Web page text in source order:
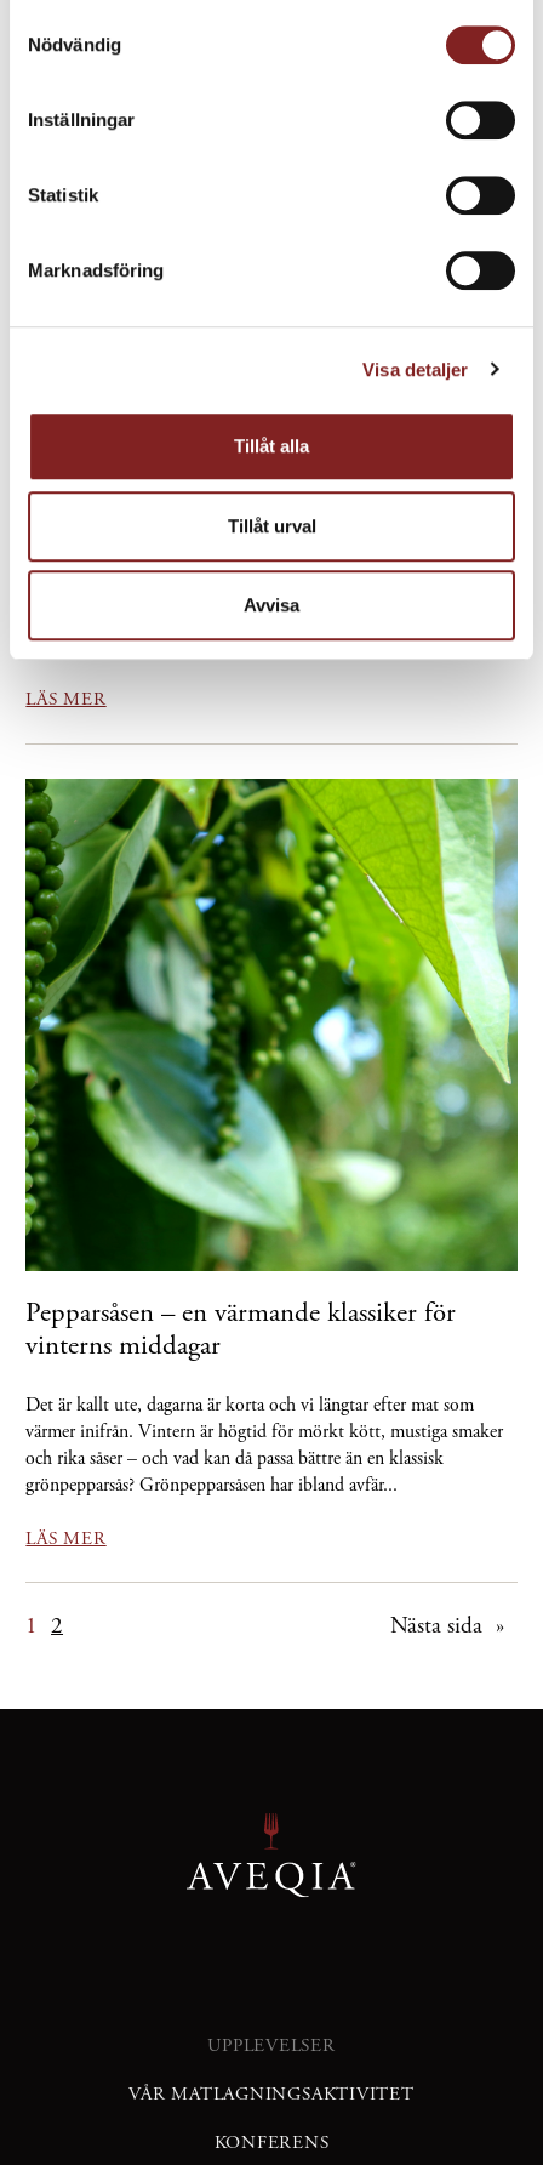
Nödvändig
Inställningar
Statistik
Marknadsföring
Visa detaljer
Tillåt alla
Tillåt urval
Avvisa
Salade Niçoise, den ultimata sommarsalladen!
Salade Niçoise – En hyllning till det äkta och enkla När vi säger
Salade Niçoise tänker du säkert på potatis, haricots verts och en
blandning av grönsaker – men visste du att den ursprungliga
versionen av denna franska klassiker varken innehålle...
LÄS MER
Pepparsåsen – en värmande klassiker för
vinterns middagar
Det är kallt ute, dagarna är korta och vi längtar efter mat som
värmer inifrån. Vintern är högtid för mörkt kött, mustiga smaker
och rika såser – och vad kan då passa bättre än en klassisk
grönpepparsås? Grönpepparsåsen har ibland avfär...
LÄS MER
Sidnumrering
1 2 Nästa sida
UPPLEVELSER
VÅR MATLAGNINGSAKTIVITET
KONFERENS